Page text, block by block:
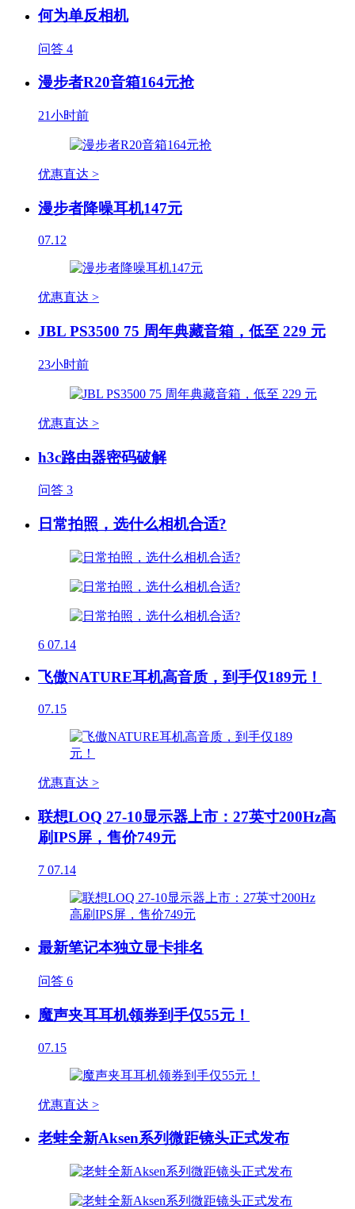
何为单反相机
问答 4
漫步者R20音箱164元抢
21小时前
优惠直达 >
漫步者降噪耳机147元
07.12
优惠直达 >
JBL PS3500 75 周年典藏音箱，低至 229 元
23小时前
优惠直达 >
h3c路由器密码破解
问答 3
日常拍照，选什么相机合适?
6 07.14
飞傲NATURE耳机高音质，到手仅189元！
07.15
优惠直达 >
联想LOQ 27-10显示器上市：27英寸200Hz高
刷IPS屏，售价749元
7 07.14
最新笔记本独立显卡排名
问答 6
魔声夹耳耳机领券到手仅55元！
07.15
优惠直达 >
老蛙全新Aksen系列微距镜头正式发布